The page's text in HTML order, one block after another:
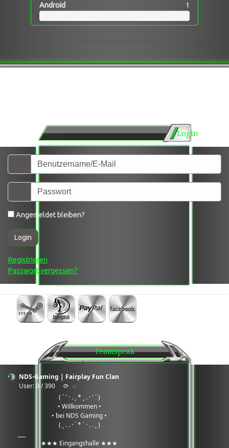
Android 1
Login
Angemeldet bleiben?
Login
Registrieren
Passwort vergessen?
Teamspeak
NDS-Gaming | Fairplay Fun Clan
User: 0 / 390
⟳ ◌
( ` ' · . ¸ * ¸ . · ' ´ )
• Willkommen •
• bei NDS Gaming •
( ¸ . . · ´ * ` · . . ¸ )
★★★ Eingangshalle ★★★